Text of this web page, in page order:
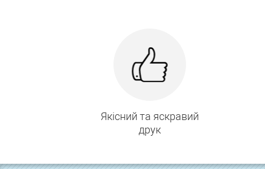
Якісний та яскравий
друк